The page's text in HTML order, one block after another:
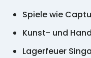
Spiele wie
Kunst- und
Lagerfeuer